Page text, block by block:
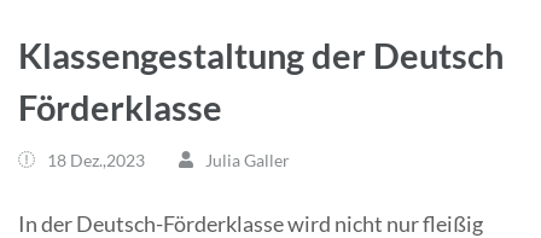
Klassengestaltung der Deutsch
Förderklasse
18 Dez.,2023 Julia Galler
In der Deutsch-Förderklasse wird nicht nur fleißig